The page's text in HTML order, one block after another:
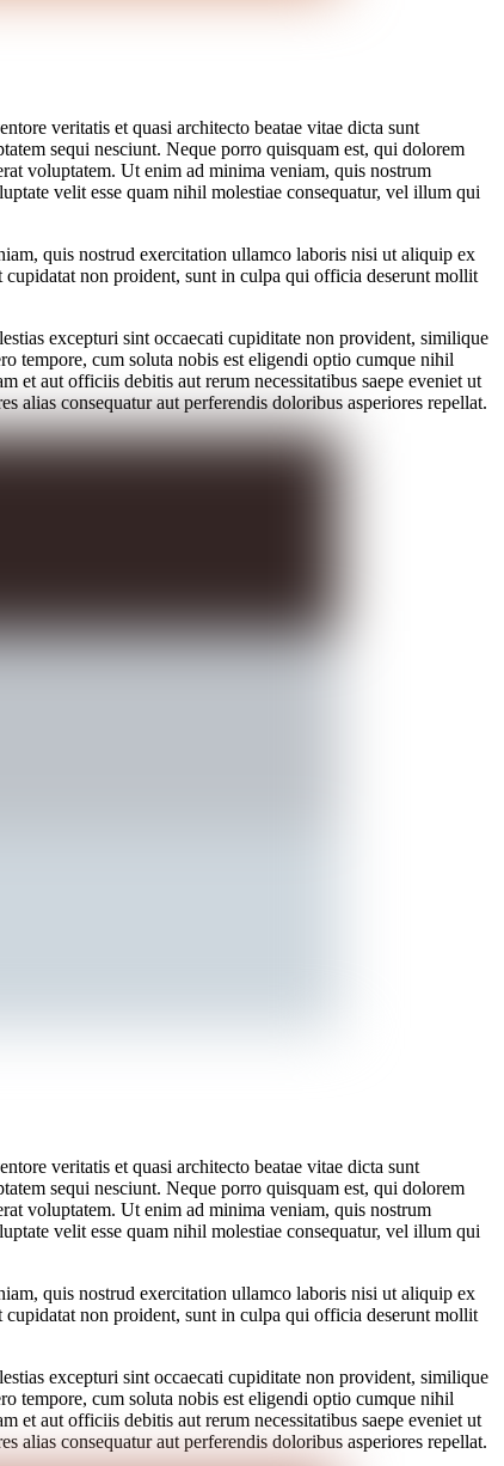
veritatis et quasi architecto beatae vitae dicta sunt
sequi nesciunt. Neque porro quisquam est, qui dolorem
voluptatem. Ut enim ad minima veniam, quis nostrum
velit esse quam nihil molestiae consequatur, vel illum qui
quis nostrud exercitation ullamco laboris nisi ut aliquip ex
non proident, sunt in culpa qui officia deserunt mollit
excepturi sint occaecati cupiditate non provident, similique
tempore, cum soluta nobis est eligendi optio cumque nihil
et aut officiis debitis aut rerum necessitatibus saepe eveniet ut
alias consequatur aut perferendis doloribus asperiores repellat.
veritatis et quasi architecto beatae vitae dicta sunt
sequi nesciunt. Neque porro quisquam est, qui dolorem
voluptatem. Ut enim ad minima veniam, quis nostrum
velit esse quam nihil molestiae consequatur, vel illum qui
quis nostrud exercitation ullamco laboris nisi ut aliquip ex
non proident, sunt in culpa qui officia deserunt mollit
excepturi sint occaecati cupiditate non provident, similique
tempore, cum soluta nobis est eligendi optio cumque nihil
et aut officiis debitis aut rerum necessitatibus saepe eveniet ut
alias consequatur aut perferendis doloribus asperiores repellat.